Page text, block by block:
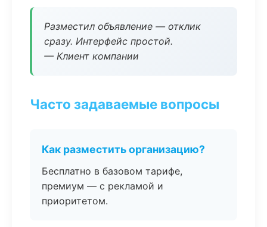
Разместил объявление — отклик
сразу. Интерфейс простой.
— Клиент компании
Часто задаваемые вопросы
Как разместить организацию?
Бесплатно в базовом тарифе,
премиум — с рекламой и
приоритетом.